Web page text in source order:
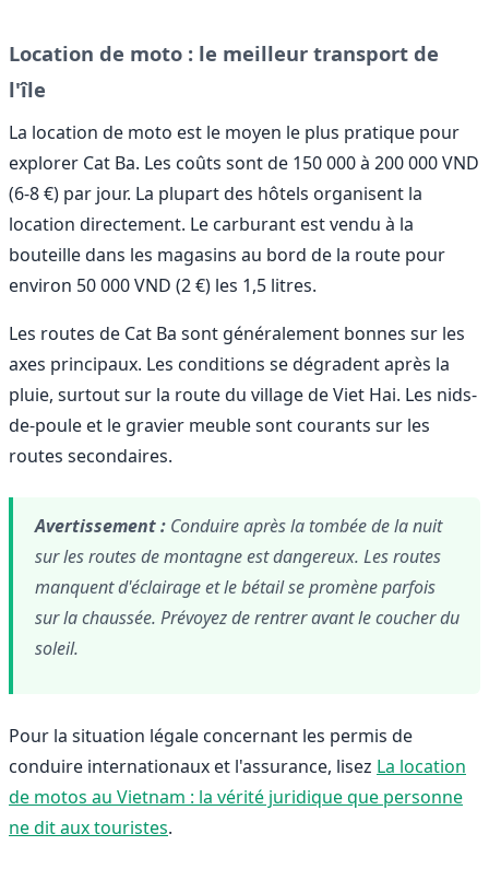
Location de moto : le meilleur transport de
l'île
La location de moto est le moyen le plus pratique pour
explorer Cat Ba. Les coûts sont de 150 000 à 200 000 VND
(6-8 €) par jour. La plupart des hôtels organisent la
location directement. Le carburant est vendu à la
bouteille dans les magasins au bord de la route pour
environ 50 000 VND (2 €) les 1,5 litres.
Les routes de Cat Ba sont généralement bonnes sur les
axes principaux. Les conditions se dégradent après la
pluie, surtout sur la route du village de Viet Hai. Les nids-
de-poule et le gravier meuble sont courants sur les
routes secondaires.
Avertissement : Conduire après la tombée de la nuit
sur les routes de montagne est dangereux. Les routes
manquent d'éclairage et le bétail se promène parfois
sur la chaussée. Prévoyez de rentrer avant le coucher du
soleil.
Pour la situation légale concernant les permis de
conduire internationaux et l'assurance, lisez La location
de motos au Vietnam : la vérité juridique que personne
ne dit aux touristes.